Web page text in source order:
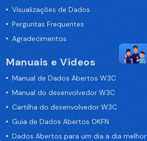
Visualizações de Dados
Perguntas Frequentes
Agradecimentos
Manuais e Vídeos
Manual de Dados Abertos W3C
Manual do desenvolvedor W3C
Cartilha do desenvolvedor W3C
Guia de Dados Abertos OKFN
Dados Abertos para um dia a dia melhor